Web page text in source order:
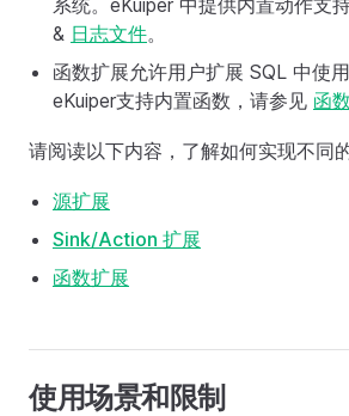
系统。eKuiper 中提供内置动作支
& 日志文件。
函数扩展允许用户扩展 SQL 中使用
eKuiper支持内置函数，请参见 函数
请阅读以下内容，了解如何实现不同的
源扩展
Sink/Action 扩展
函数扩展
使用场景和限制